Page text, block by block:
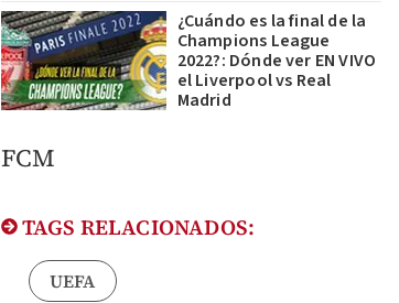
¿Cuándo es la final de la
Champions League
2022?: Dónde ver EN VIVO
el Liverpool vs Real
Madrid
FCM
TAGS RELACIONADOS:
UEFA